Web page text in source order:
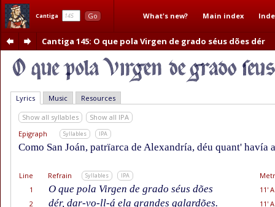
Cantiga Go What's new? Main index
Cantiga 145: O que pola Virgen de grado séus dões dér
Lyrics Music Resources
Show all syllables
Show all IPA
Epigraph
Syllables IPA
Como San Joán, patrïarca de Alexandría, déu quant' havía
Line Refrain Syllables IPA
1
O que pola Virgen de grado séus dões
11' A
2
dér, dar-vo-ll-á ela grandes galardões. 11' A